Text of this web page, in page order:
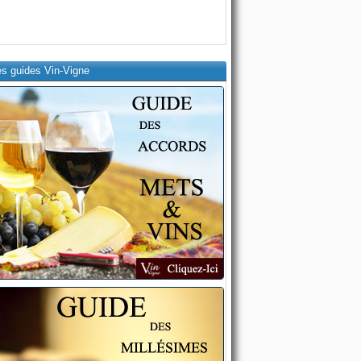
guides Vin-Vigne